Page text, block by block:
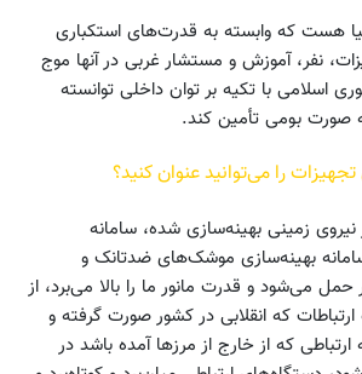
هست که وابسته به قدرت‌های استکباری
نفر، آموزش و مستشار غربی در آنها موج
اسلامی با تکیه بر توان داخلی توانسته
صورت بومی تأمین کند.
تجهیزات را می‌توانید عنوان کنید؟
نیروی زمینی بهینه‌سازی‌ شده، سامانه
سامانه بهینه‌سازی‌ موشک‌های ضدتانک و
می‌شود و قدرت مانور ما را بالا می‌برد، از
که انقلابی در کشور صورت گرفته و
که از خارج از مرزها آمده باشد در